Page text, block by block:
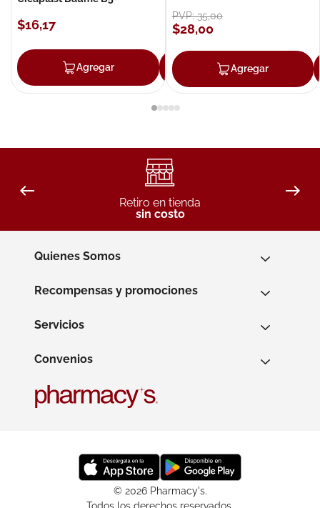
$16,17
Agregar Agregar
PVP:35,00
$28,00
Agregar
Retiro en tienda
sin costo
Quienes Somos
Recompensas y promociones
Servicios
Convenios
© 2026 Pharmacy's.